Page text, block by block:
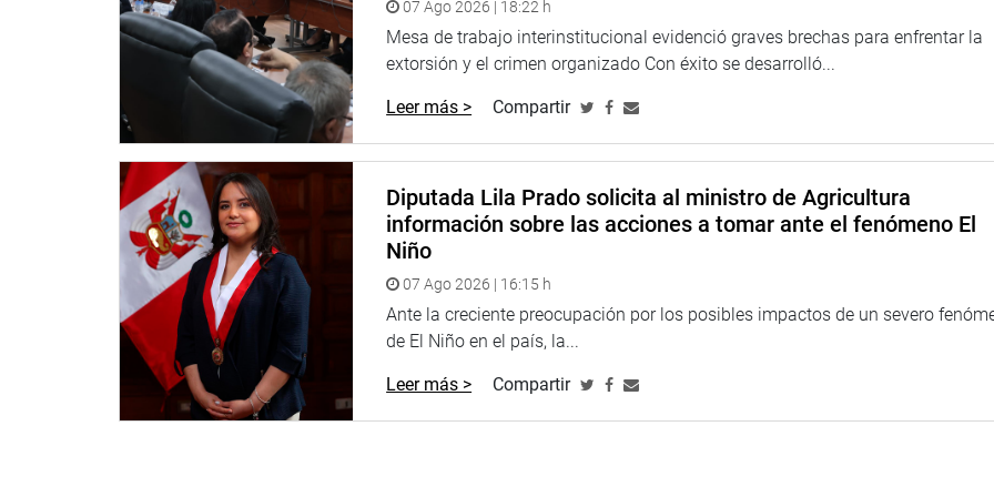
07 Ago 2026 | 18:22 h
Mesa de trabajo interinstitucional evidenció graves brechas para enfrentar la
extorsión y el crimen organizado Con éxito se desarrolló...
Leer más > Compartir
Diputada Lila Prado solicita al ministro de Agricultura
información sobre las acciones a tomar ante el fenómeno El
Niño
07 Ago 2026 | 16:15 h
Ante la creciente preocupación por los posibles impactos de un severo
de El Niño en el país, la...
Leer más > Compartir